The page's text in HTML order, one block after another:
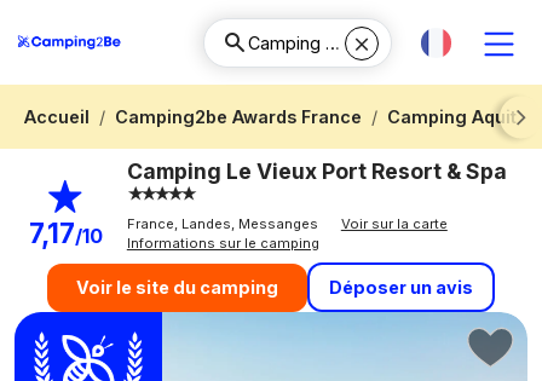
Accueil Camping2be Awards France
Camping
Next
7,17/10
Camping Le Vieux Port Resort & Spa
France, Landes, Messanges
Voir sur la carte
Informations sur le camping
Voir le site du camping Déposer un avis